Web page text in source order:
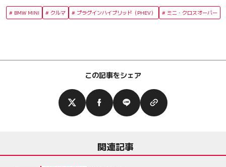
BMW MINI クルマ プラグインハイブリッド（PHEV） ミニ・クロスオーバー
この記事をシェア
関連記事